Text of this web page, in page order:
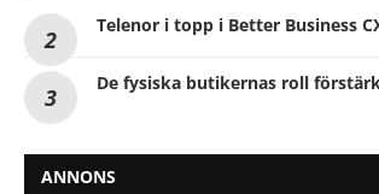
Telenor i topp i Better Business
De fysiska butikernas roll
ANNONS